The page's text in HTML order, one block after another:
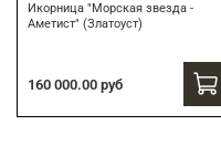
Икорница "Морская звезда -
Аметист" (Златоуст)
160 000.00 руб